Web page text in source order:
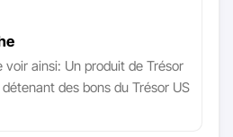
voir ainsi: Un produit de Trésor
des bons du Trésor US